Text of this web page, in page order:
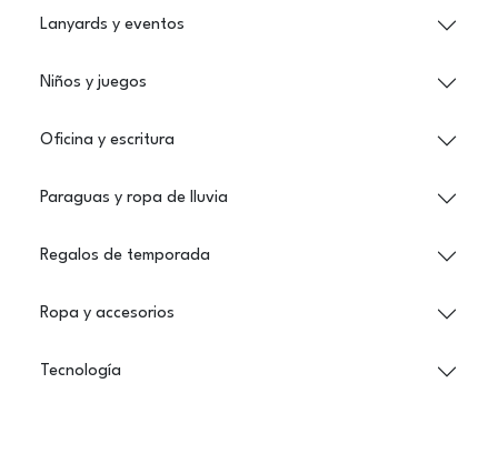
Lanyards y eventos
Niños y juegos
Oficina y escritura
Paraguas y ropa de lluvia
Regalos de temporada
Ropa y accesorios
Tecnología